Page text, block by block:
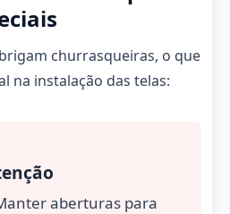
churrasqueiras, o que
na instalação das telas:
aberturas para